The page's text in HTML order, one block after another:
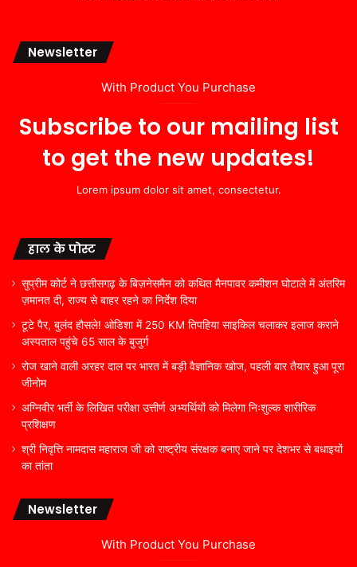
Newsletter
With Product You Purchase
Subscribe to our mailing list
to get the new updates!
Lorem ipsum dolor sit amet, consectetur.
हाल के पोस्ट
सुप्रीम कोर्ट ने छत्तीसगढ़ के बिज़नेसमैन को कथित मैनपावर कमीशन घोटाले में अंतरिम
ज़मानत दी, राज्य से बाहर रहने का निर्देश दिया
टूटे पैर, बुलंद हौसले! ओडिशा में 250 KM तिपहिया साइकिल चलाकर इलाज कराने
अस्पताल पहुंचे 65 साल के बुजुर्ग
रोज खाने वाली अरहर दाल पर भारत में बड़ी वैज्ञानिक खोज, पहली बार तैयार हुआ पूरा
जीनोम
अग्निवीर भर्ती के लिखित परीक्षा उत्तीर्ण अभ्यर्थियों को मिलेगा निःशुल्क शारीरिक
प्रशिक्षण
श्री निवृत्ति नामदास महाराज जी को राष्ट्रीय संरक्षक बनाए जाने पर देशभर से बधाइयों
का तांता
Newsletter
With Product You Purchase